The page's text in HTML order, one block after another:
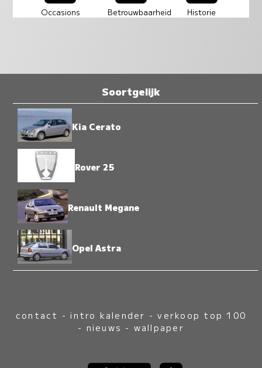
Occasions Betrouwbaarheid Historie
Soortgelijk
Kia Cerato
Rover 25
Renault Megane
Opel Astra
contact -intro kalender -verkoop top 100
- nieuws - wallpaper